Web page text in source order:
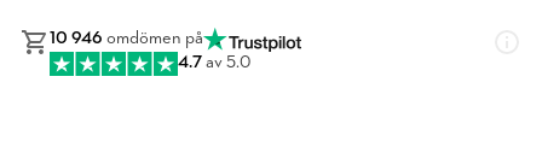
10 946 omdömen på
4.7 av 5.0